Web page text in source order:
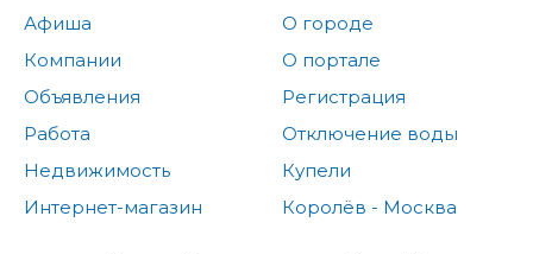
Афиша
Компании
Объявления
Работа
Недвижимость
Интернет-магазин
О городе
О портале
Регистрация
Отключение воды
Купели
Королёв - Москва